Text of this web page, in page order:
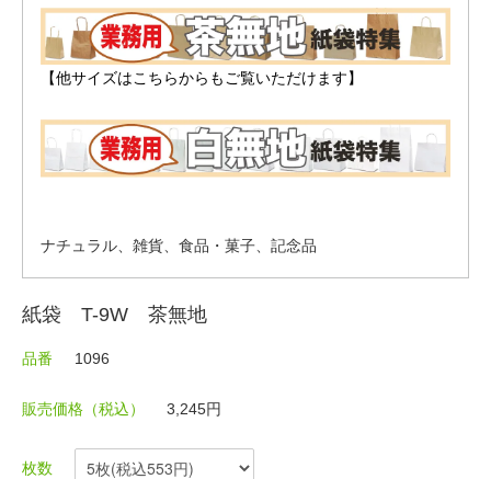
【他サイズはこちらからもご覧いただけます】
ナチュラル、雑貨、食品・菓子、記念品
紙袋 T-9W 茶無地
品番 1096
販売価格（税込） 3,245円
枚数